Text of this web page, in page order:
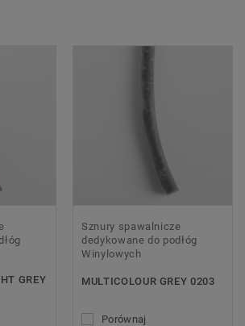
GREY
Sznury spawalnicze
dedykowane do podłóg
Winylowych
MULTICOLOUR GREY 0203
Porównaj